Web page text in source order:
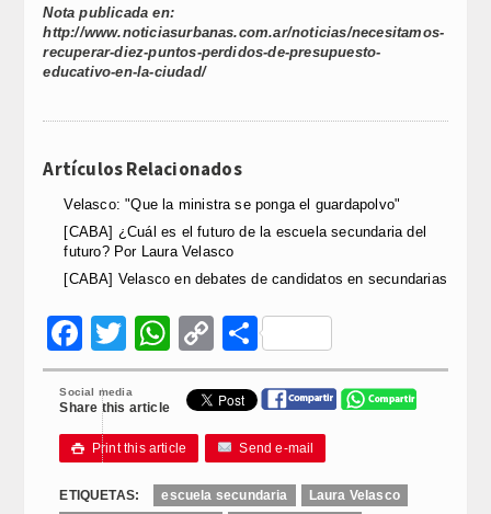
Nota publicada en:
http://www.noticiasurbanas.com.ar/noticias/necesitamos-
recuperar-diez-puntos-perdidos-de-presupuesto-
educativo-en-la-ciudad/
Artículos Relacionados
Velasco: "Que la ministra se ponga el guardapolvo"
[CABA] ¿Cuál es el futuro de la escuela secundaria del
futuro? Por Laura Velasco
[CABA] Velasco en debates de candidatos en secundarias
Facebook
Twitter
WhatsApp
Copy
Link
Compartir
Social media
Share this article
 Print this article Send e-mail
ETIQUETAS: escuela secundaria
Laura Velasco